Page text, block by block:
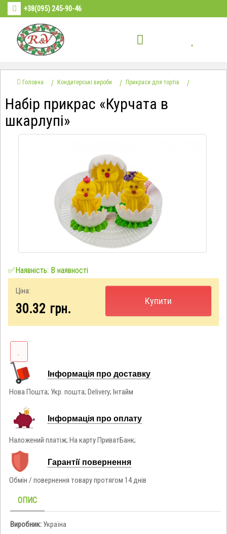
+38(095) 245-90-46
Головна Кондитерські вироби Прикраси для тортів
Набір прикрас «Курчата в
шкарлупі»
✅Наявність: В наявності
Ціна:
30.32 грн.
Купити
Інформація про доставку
Нова Пошта; Укр. пошта; Delivery; Інтайм
Інформація про оплату
Наложений платіж; На карту ПриватБанк;
Гарантії повернення
Обмін / повернення товару протягом 14 днів
ОПИС
Виробник: Україна